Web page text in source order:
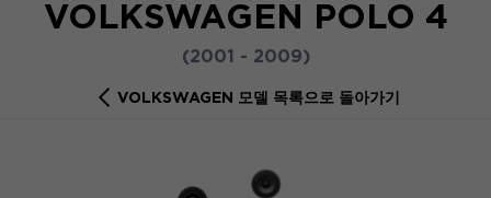
VOLKSWAGEN POLO 4
(2001 - 2009)
VOLKSWAGEN 모델 목록으로 돌아가기